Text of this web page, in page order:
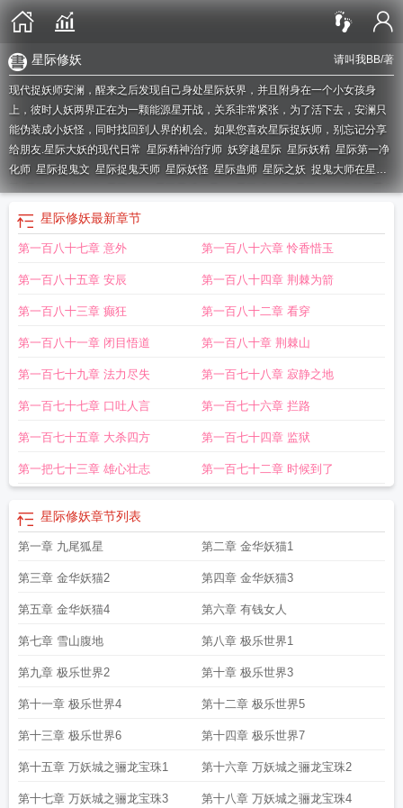
请叫我BB/著
星际修妖
现代捉妖师安澜，醒来之后发现自己身处星际妖界，并且附身在一个小女孩身
上，彼时人妖两界正在为一颗能源星开战，关系非常紧张，为了活下去，安澜只
能伪装成小妖怪，同时找回到人界的机会。如果您喜欢星际捉妖师，别忘记分享
给朋友.星际大妖的现代日常 星际精神治疗师 妖穿越星际 星际妖精 星际第一净
化师 星际捉鬼文 星际捉鬼天师 星际妖怪 星际蛊师 星际之妖 捉鬼大师在星
际星际修妖者传说星际修妖星际最后一只妖星际猎妖师星际修妖(穿越)重生
星际捉鬼
星际妖修
际妖兽
费阅读星际妖胎全文免费阅读 星际遇妖星际捉(萌)鬼日常
星际修妖最新章节
第一百八十七章 意外 第一百八十六章 怜香惜玉
第一百八十五章 安辰 第一百八十四章 荆棘为箭
第一百八十三章 癫狂 第一百八十二章 看穿
第一百八十一章 闭目悟道 第一百八十章 荆棘山
第一百七十九章 法力尽失 第一百七十八章 寂静之地
第一百七十七章 口吐人言 第一百七十六章 拦路
第一百七十五章 大杀四方 第一百七十四章 监狱
第一把七十三章 雄心壮志 第一百七十二章 时候到了
星际修妖章节列表
第一章 九尾狐星 第二章 金华妖猫1
第三章 金华妖猫2 第四章 金华妖猫3
第五章 金华妖猫4 第六章 有钱女人
第七章 雪山腹地 第八章 极乐世界1
第九章 极乐世界2 第十章 极乐世界3
第十一章 极乐世界4 第十二章 极乐世界5
第十三章 极乐世界6 第十四章 极乐世界7
第十五章 万妖城之骊龙宝珠1 第十六章 万妖城之骊龙宝珠2
第十七章 万妖城之骊龙宝珠3 第十八章 万妖城之骊龙宝珠4